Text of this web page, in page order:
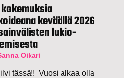
keväällä 2026
lukio-
Oikari
tässä!! Vuosi alkaa olla